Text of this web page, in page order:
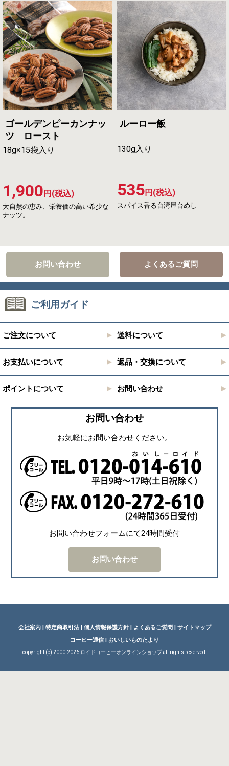
ゴールデンピーカンナッ
ツ ロースト
18g×15袋入り
大自然の恵み、栄養価の高い希少な
ナッツ。
1,900 円(税込)
ルーロー飯
130g入り
スパイス香る台湾屋台めし
535円(税込)
お問い合わせ よくあるご質問
ご利用ガイド
ご注文について 送料について
お支払いについて 返品・交換について
ポイントについて お問い合わせ
お問い合わせ
お気軽にお問い合わせください。
お問い合わせフォームにて24時間受付
お問い合わせ
会社案内 特定商取引法 個人情報保護方針 よくあるご質問
サイトマップ
コーヒー通信
おいしいものたより
copyright (c) 2000-2026 ロイドコーヒーオンラインショップ all rights reserved.